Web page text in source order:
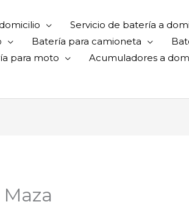
Servicio de batería a
Batería para camioneta
para moto Acumuladores a